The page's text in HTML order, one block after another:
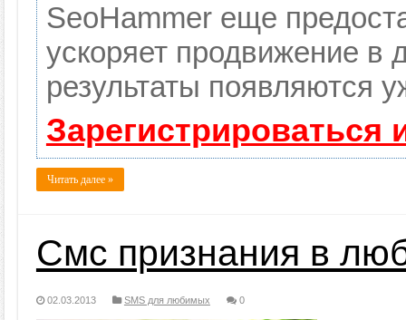
SeoHammer еще
ускоряет продвижение в
результаты появляются
Читать далее »
Смс признания в
02.03.2013 SMS для любимых 0